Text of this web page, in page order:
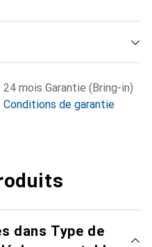
24 mois Garantie (Bring-in)
Conditions de garantie
dans Type de